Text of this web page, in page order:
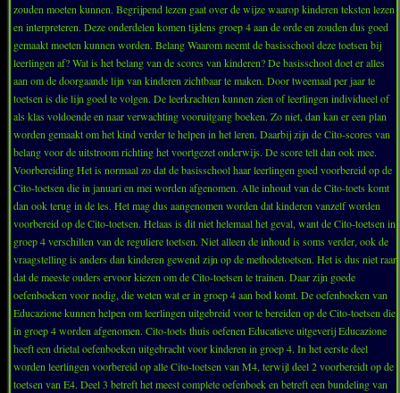
zouden moeten kunnen. Begrijpend lezen gaat over de wijze waarop kinderen teksten lezen
en interpreteren. Deze onderdelen komen tijdens groep 4 aan de orde en zouden dus goed
gemaakt moeten kunnen worden. Belang Waarom neemt de basisschool deze toetsen bij
leerlingen af? Wat is het belang van de scores van kinderen? De basisschool doet er alles
aan om de doorgaande lijn van kinderen zichtbaar te maken. Door tweemaal per jaar te
toetsen is die lijn goed te volgen. De leerkrachten kunnen zien of leerlingen individueel of
als klas voldoende en naar verwachting vooruitgang boeken. Zo niet, dan kan er een plan
worden gemaakt om het kind verder te helpen in het leren. Daarbij zijn de Cito-scores van
belang voor de uitstroom richting het voortgezet onderwijs. De score telt dan ook mee.
Voorbereiding Het is normaal zo dat de basisschool haar leerlingen goed voorbereid op de
Cito-toetsen die in januari en mei worden afgenomen. Alle inhoud van de Cito-toets komt
dan ook terug in de les. Het mag dus aangenomen worden dat kinderen vanzelf worden
voorbereid op de Cito-toetsen. Helaas is dit niet helemaal het geval, want de Cito-toetsen in
groep 4 verschillen van de reguliere toetsen. Niet alleen de inhoud is soms verder, ook de
vraagstelling is anders dan kinderen gewend zijn op de methodetoetsen. Het is dus niet raar
dat de meeste ouders ervoor kiezen om de Cito-toetsen te trainen. Daar zijn goede
oefenboeken voor nodig, die weten wat er in groep 4 aan bod komt. De oefenboeken van
Educazione kunnen helpen om leerlingen uitgebreid voor te bereiden op de Cito-toetsen die
in groep 4 worden afgenomen. Cito-toets thuis oefenen Educatieve uitgeverij Educazione
heeft een drietal oefenboeken uitgebracht voor kinderen in groep 4. In het eerste deel
worden leerlingen voorbereid op alle Cito-toetsen van M4, terwijl deel 2 voorbereidt op de
toetsen van E4. Deel 3 betreft het meest complete oefenboek en betreft een bundeling van